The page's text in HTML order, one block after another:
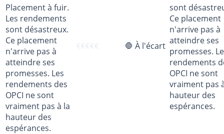
Placement à fuir.
Les rendements
sont désastreux.
Ce placement
n'arrive pas à
atteindre ses
promesses. Les
rendements des
OPCI ne sont
vraiment pas à la
hauteur des
espérances.
€€€€€ 🛑 À l'écart
sont
Ce placement
n'arrive pas à
atteindre ses
promesses.
rendements
OPCI ne sont
vraiment pas
hauteur des
espérances.